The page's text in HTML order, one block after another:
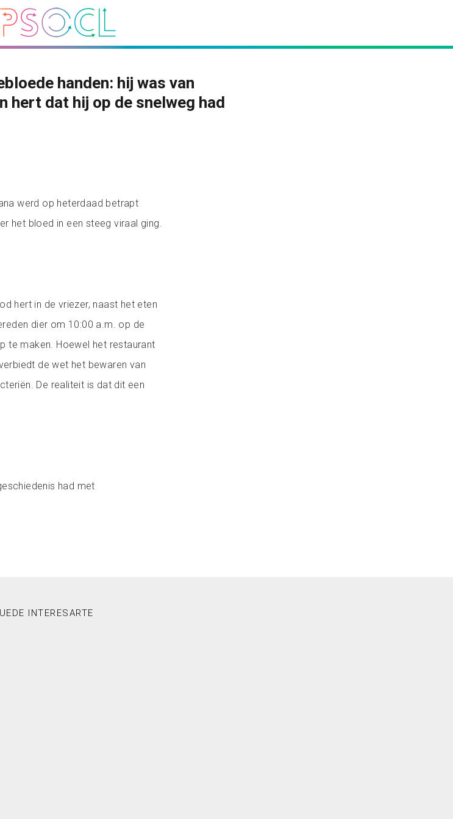
handen: hij was van
hert dat hij op de snelweg had
werd op heterdaad betrapt
het bloed in een steeg viraal ging.
hert in de vriezer, naast het eten
dier om 10:00 a.m. op de
te maken. Hoewel het restaurant
de wet het bewaren van
De realiteit is dat dit een
had met
INTERESARTE